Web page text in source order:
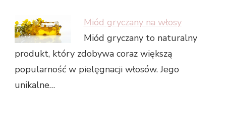
Miód gryczany na włosy
Miód gryczany to naturalny
produkt, który zdobywa coraz większą
popularność w pielęgnacji włosów. Jego
unikalne…